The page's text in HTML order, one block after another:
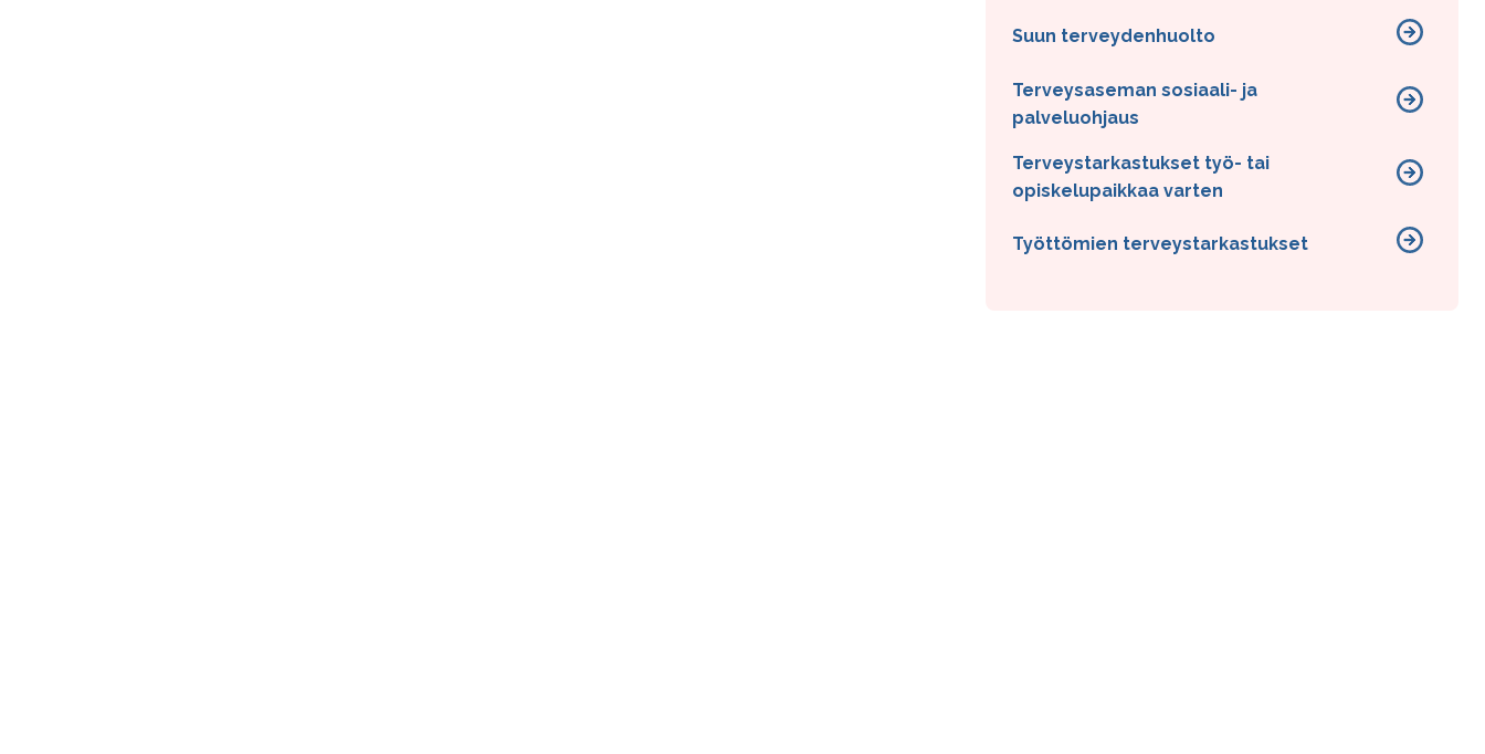
Suun terveydenhuolto
Terveysaseman sosiaali- ja
palveluohjaus
Terveystarkastukset työ- tai
opiskelupaikkaa varten
Työttömien terveystarkastukset